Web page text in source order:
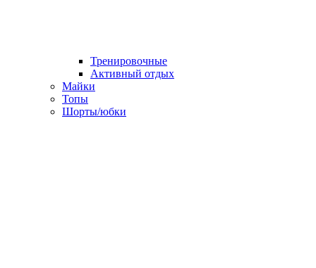
Тренировочные
Активный отдых
Майки
Топы
Шорты/юбки